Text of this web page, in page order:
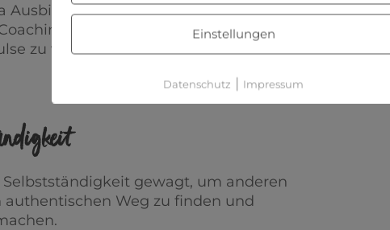
Ausbildung die Gelegenheit, Meditation und
zu verbinden. In ihren
zu verschiedenen Themen wie Selbstliebe
gewagt, um anderen
authentischen Weg zu finden und
Einstellungen
Datenschutz | Impressum